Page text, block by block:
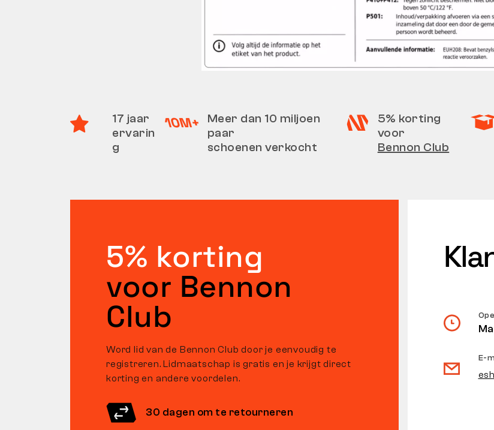
17 jaar
ervarin
g
Meer dan 10 miljoen
paar
schoenen verkocht
5% korting
voor
Bennon Club
5% korting
voor Bennon
Club
Word lid van de Bennon Club door je eenvoudig te
registreren. Lidmaatschap is gratis en je krijgt direct
korting en andere voordelen.
30 dagen om te retourneren
E-